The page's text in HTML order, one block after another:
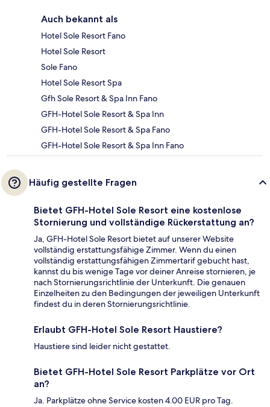
Auch bekannt als
Hotel Sole Resort Fano
Hotel Sole Resort
Sole Fano
Hotel Sole Resort Spa
Gfh Sole Resort & Spa Inn Fano
GFH-Hotel Sole Resort & Spa Inn
GFH-Hotel Sole Resort & Spa Fano
GFH-Hotel Sole Resort & Spa Inn Fano
Häufig gestellte Fragen
Bietet GFH-Hotel Sole Resort eine kostenlose
Stornierung und vollständige Rückerstattung an?
Ja, GFH-Hotel Sole Resort bietet auf unserer Website
vollständig erstattungsfähige Zimmer. Wenn du einen
vollständig erstattungsfähigen Zimmertarif gebucht hast,
kannst du bis wenige Tage vor deiner Anreise stornieren, je
nach Stornierungsrichtlinie der Unterkunft. Die genauen
Einzelheiten zu den Bedingungen der jeweiligen Unterkunft
findest du in deren Stornierungsrichtlinie.
Erlaubt GFH-Hotel Sole Resort Haustiere?
Haustiere sind leider nicht gestattet.
Bietet GFH-Hotel Sole Resort Parkplätze vor Ort
an?
Ja. Parkplätze ohne Service kosten 4.00 EUR pro Tag.